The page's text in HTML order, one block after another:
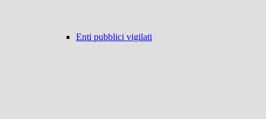
Enti pubblici vigilati